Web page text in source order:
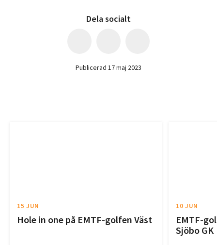
Dela socialt
Publicerad 17 maj 2023
15 JUN
Hole in one på EMTF-golfen Väst
10 JUN
EMTF-
Sjöbo GK